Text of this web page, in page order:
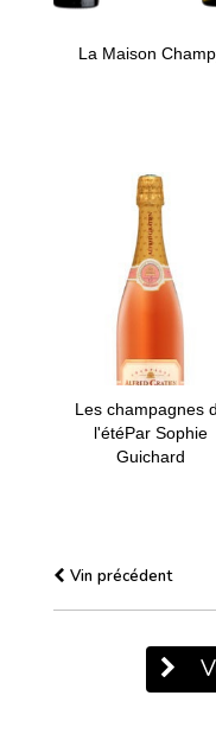
La Maison
Les champagnes
l'étéPar Sophie
Guichard
Vin précédent